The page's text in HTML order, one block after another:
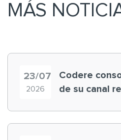
MÁS
23/07
2026
Codere
de su canal